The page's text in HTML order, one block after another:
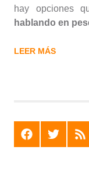
hay opciones
hablando en
LEER MÁS
F T R